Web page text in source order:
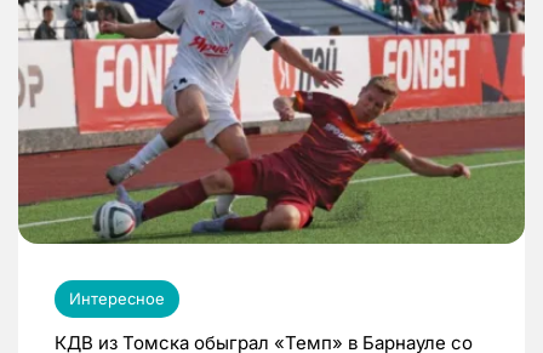
Интересное
КДВ из Томска обыграл «Темп» в Барнауле со